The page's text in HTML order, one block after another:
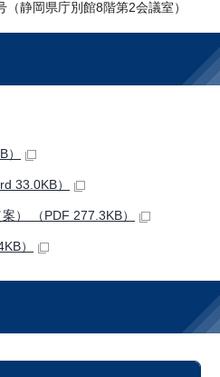
静岡県庁別館8階第2会議室）
33.0KB）
） （PDF 277.3KB）
）